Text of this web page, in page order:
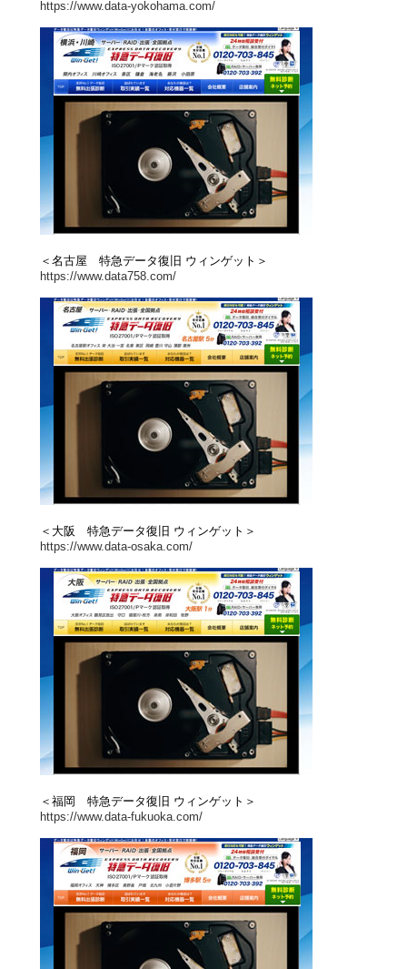
https://www.data-yokohama.com/
＜名古屋 特急データ復旧 ウィンゲット＞
https://www.data758.com/
＜大阪 特急データ復旧 ウィンゲット＞
https://www.data-osaka.com/
＜福岡 特急データ復旧 ウィンゲット＞
https://www.data-fukuoka.com/